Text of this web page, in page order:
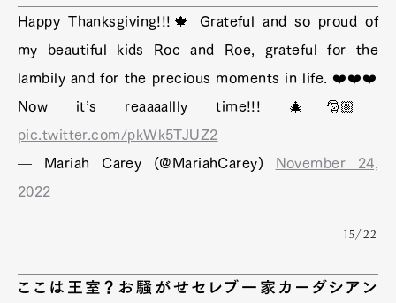
Happy Thanksgiving!!!🍁 Grateful and so proud of
my beautiful kids Roc and Roe, grateful for the
lambily and for the precious moments in life. ❤️❤️❤️
Now it’s reaaaallly time!!! 🎄🎅🏼
pic.twitter.com/pkWk5TJUZ2
— Mariah Carey (@MariahCarey)
November 24,
2022
15/22
ここは王室？お騒がせセレブ一家カーダシアン